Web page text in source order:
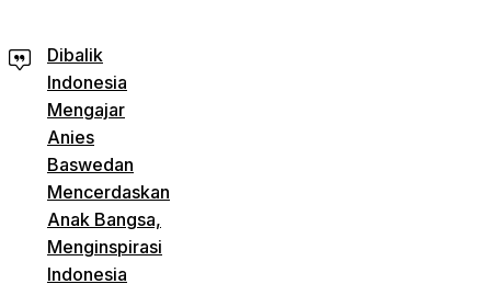
Dibalik
Indonesia
Mengajar
Anies
Baswedan
Mencerdaskan
Anak Bangsa,
Menginspirasi
Indonesia